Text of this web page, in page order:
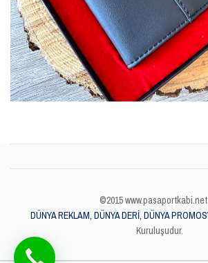
©2015
DÜNYA REKLAM, DÜNYA DERİ, DÜNYA
Kuruluşudur.